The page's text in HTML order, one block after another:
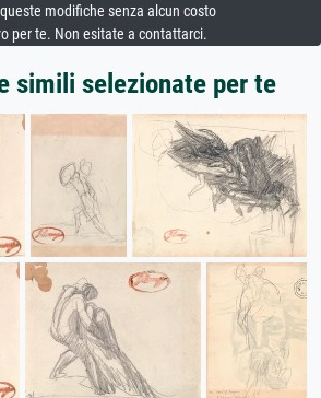
modifiche senza alcun costo
per te. Non esitate a contattarci.
simili selezionate per te